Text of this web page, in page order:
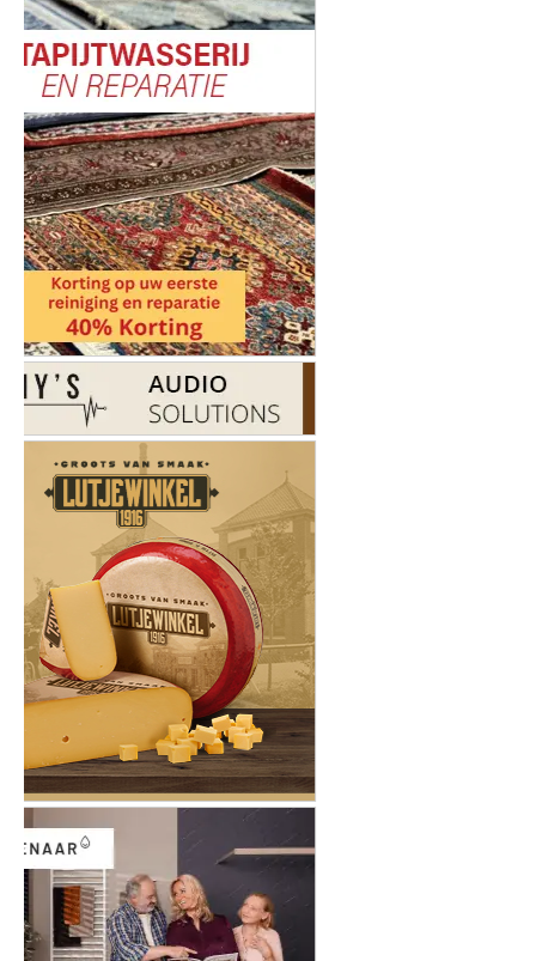
| Nieuws | Sport | Evenementen
Hoofdvestiging:
van Benthuizenlaan 1
1701 BZ Heerhugowaard
072 8200 600
redactie@xyto.nl
www.xyto.nl
SOCIAL MEDIA
NIEUWSBRIEF AANMELDEN
Schrijf je in voor onze nieuwsbrief en krijg wekelijks een
samenvatting van alle gebeurtenissen uit jouw regio.
Aanmelden
ONLINE DAGBLADEN
Overige dagbladen in de regio